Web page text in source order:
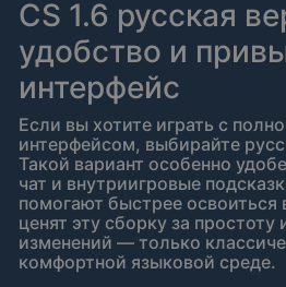
CS 1.6 русская
удобство и
интерфейс
Если вы хотите играть с
интерфейсом, выбирайте
Такой вариант особенно
чат и внутриигровые
помогают быстрее освоиться
ценят эту сборку за
изменений — только
комфортной языковой среде.